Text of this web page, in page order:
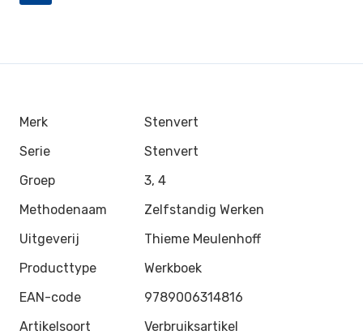
Merk
Stenvert
Serie
Stenvert
Groep
3, 4
Methodenaam
Zelfstandig Werken
Uitgeverij
Thieme Meulenhoff
Producttype
Werkboek
EAN-code
9789006314816
Artikelsoort
Verbruiksartikel